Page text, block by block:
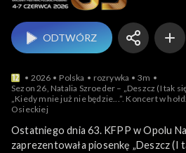
ODTWÓRZ
2026 Polska rozrywka
3m
Sezon 26, Natalia Szroeder – „Deszcz (I tak
„Kiedy mnie już nie będzie...”. Koncert w
Osieckiej
Ostatniego dnia 63. KFPP w Opolu
zaprezentowała piosenkę „Deszcz (I